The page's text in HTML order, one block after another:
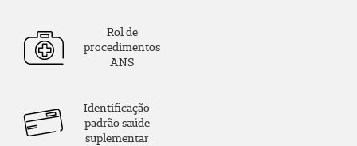
Rol de
procedimentos
ANS
Identificação
padrão saúde
suplementar